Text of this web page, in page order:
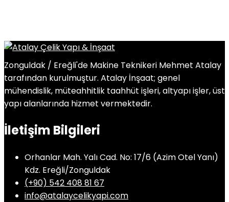
Zonguldak / Ereğli'de Makine Teknikeri Mehmet Atalay
tarafından kurulmuştur. Atalay İnşaat; genel
mühendislik, müteahhitlik taahhüt işleri, altyapı işler, üst
yapı alanlarında hizmet vermektedir.
İletişim Bilgileri
Orhanlar Mah. Yalı Cad. No: 17/6 (Azim Otel Yanı)
Kdz. Ereğli/Zonguldak
(+90) 542 408 81 67
info@atalaycelikyapi.com